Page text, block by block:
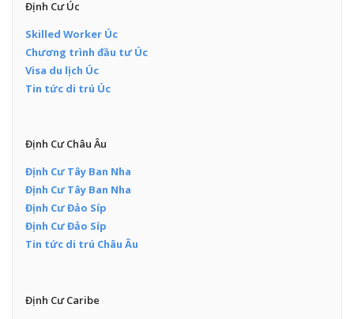
Định Cư Úc
Skilled Worker Úc
Chương trình đầu tư Úc
Visa du lịch Úc
Tin tức di trú Úc
Định Cư Châu Âu
Định Cư Tây Ban Nha
Định Cư Tây Ban Nha
Định Cư Đảo Síp
Định Cư Đảo Síp
Tin tức di trú Châu Âu
Định Cư Caribe